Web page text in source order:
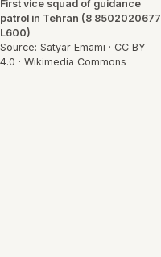
First vice squad of guidance
patrol in Tehran (8 8502020677
L600)
Source: Satyar Emami · CC BY
4.0 · Wikimedia Commons